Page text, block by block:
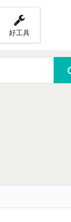
好工具